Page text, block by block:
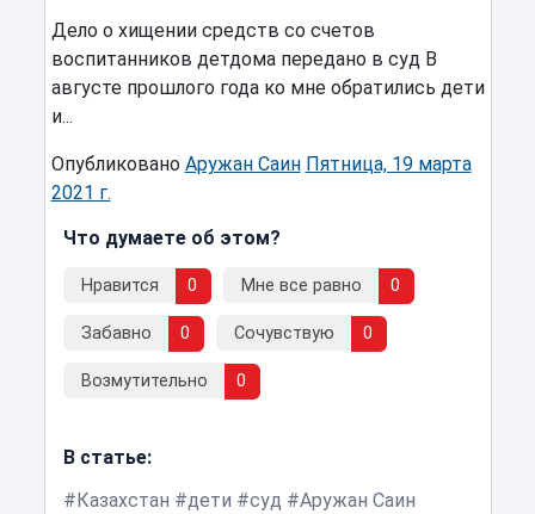
Дело о хищении средств со счетов
воспитанников детдома передано в суд В
августе прошлого года ко мне обратились дети
и...
Опубликовано Аружан Саин Пятница, 19 марта
2021 г.
Что думаете об этом?
Нравится 0 Мне все равно 0
Забавно 0 Сочувствую 0
Возмутительно 0
В статье:
Казахстан
дети суд
Аружан Саин